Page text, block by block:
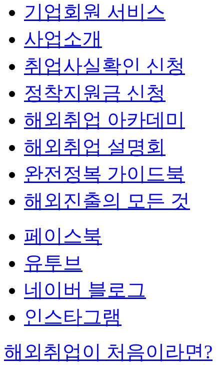
기업회원 서비스
사업소개
취업사실확인 신청
정착지원금 신청
해외취업 아카데미
해외취업 설명회
완전정복 가이드북
해외진출의 모든 것
페이스북
유투브
네이버 블로그
인스타그램
해외취업이 처음이라면?